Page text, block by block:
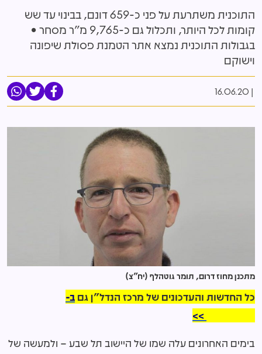
התוכנית משתרעת על פני כ-659 דונם, בבינוי עד שש
קומות לכל היותר, ותכלול גם כ-9,765 מ"ר מסחר •
בגבולות התוכנית נמצא אתר הטמנת פסולת שיפונה
וישוקם
16.06.20
מתכנן מחוז דרום, תומר גוטהלף (יח"צ)
כל החדשות והעדכונים של מרכז הנדל"ן גם ב-
בימים האחרונים עלה שמו של היישוב תל שבע – ולמעשה של